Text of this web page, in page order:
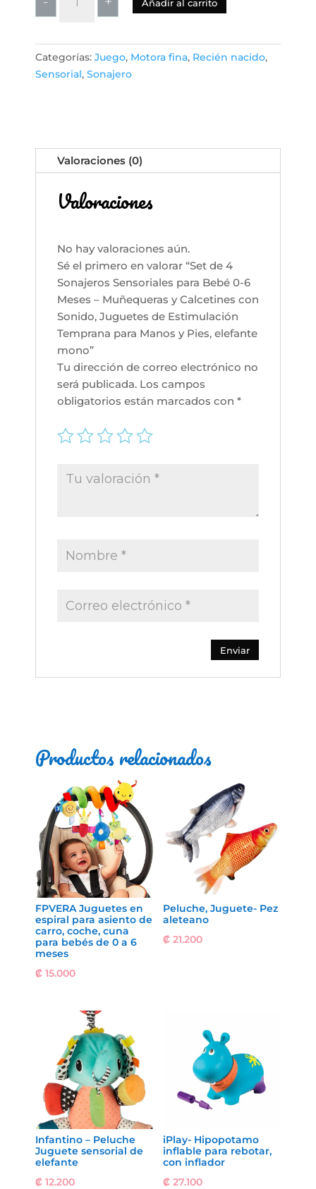
Sonajeros
Sensoriales
para
–
Muñequeras
y
Calcetines
Sonido,
Juguetes
de
Estimulación
Temprana
para
Manos
y
Pies,
elefante
cantidad
Añadir al carrito
Categorías: Juego, Motora fina, Recién nacido,
Sensorial, Sonajero
Valoraciones (0)
Valoraciones
No hay valoraciones aún.
Sé el primero en valorar “Set de 4
Sonajeros Sensoriales para Bebé 0-6
Meses – Muñequeras y Calcetines con
Sonido, Juguetes de Estimulación
Temprana para Manos y Pies, elefante
mono”
Tu dirección de correo electrónico no
será publicada. Los campos
obligatorios están marcados con *
Productos relacionados
FPVERA Juguetes en
espiral para asiento de
carro, coche, cuna
para bebés de 0 a 6
meses
₡ 15.000
Peluche, Juguete- Pez
aleteano
₡21.200
Infantino – Peluche
Juguete sensorial de
elefante
₡ 12.200
iPlay- Hipopotamo
inflable para rebotar,
con inflador
₡27.100